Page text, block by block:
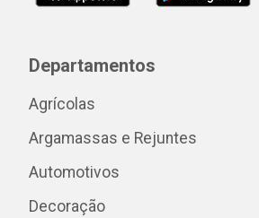
Departamentos
Agrícolas
Argamassas e Rejuntes
Automotivos
Decoração